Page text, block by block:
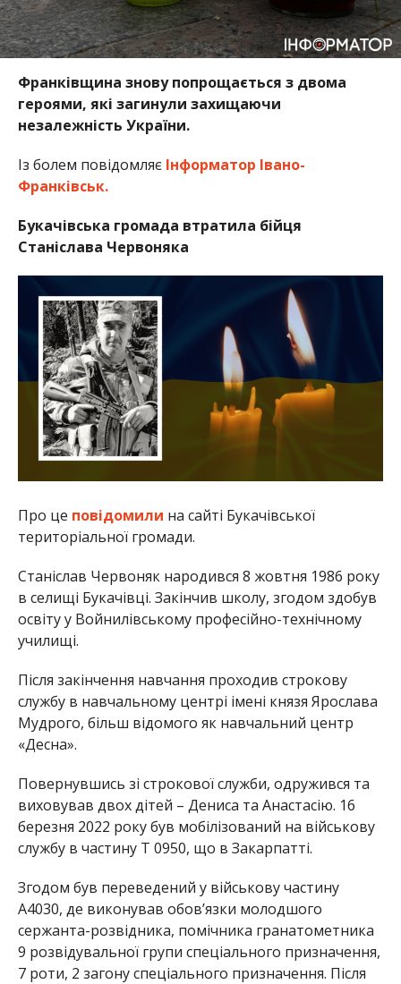
Франківщина знову попрощається з двома
героями, які загинули захищаючи
незалежність України.
Із болем повідомляє Інформатор Івано-
Франківськ.
Букачівська громада втратила бійця
Станіслава Червоняка
Про це повідомили на сайті Букачівської
територіальної громади.
Станіслав Червоняк народився 8 жовтня 1986 року
в селищі Букачівці. Закінчив школу, згодом здобув
освіту у Войнилівському професійно-технічному
училищі.
Після закінчення навчання проходив строкову
службу в навчальному центрі імені князя Ярослава
Мудрого, більш відомого як навчальний центр
«Десна».
Повернувшись зі строкової служби, одружився та
виховував двох дітей – Дениса та Анастасію. 16
березня 2022 року був мобілізований на військову
службу в частину Т 0950, що в Закарпатті.
Згодом був переведений у військову частину
А4030, де виконував обов’язки молодшого
сержанта-розвідника, помічника гранатометника
9 розвідувальної групи спеціального призначення,
7 роти, 2 загону спеціального призначення. Після